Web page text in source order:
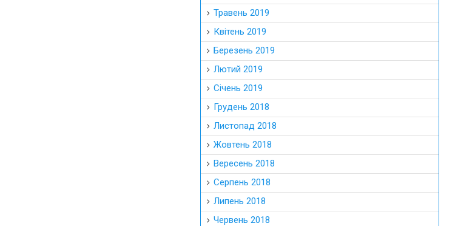
Травень 2019
Квітень 2019
Березень 2019
Лютий 2019
Січень 2019
Грудень 2018
Листопад 2018
Жовтень 2018
Вересень 2018
Серпень 2018
Липень 2018
Червень 2018